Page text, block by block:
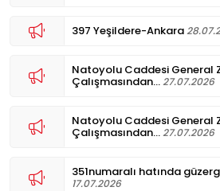
397 Yeşildere-Ankara
Natoyolu Caddesi General
Çalışmasından...27.07.2026
Natoyolu Caddesi General
Çalışmasından...27.07.2026
351numaralı hatında
17.07.2026